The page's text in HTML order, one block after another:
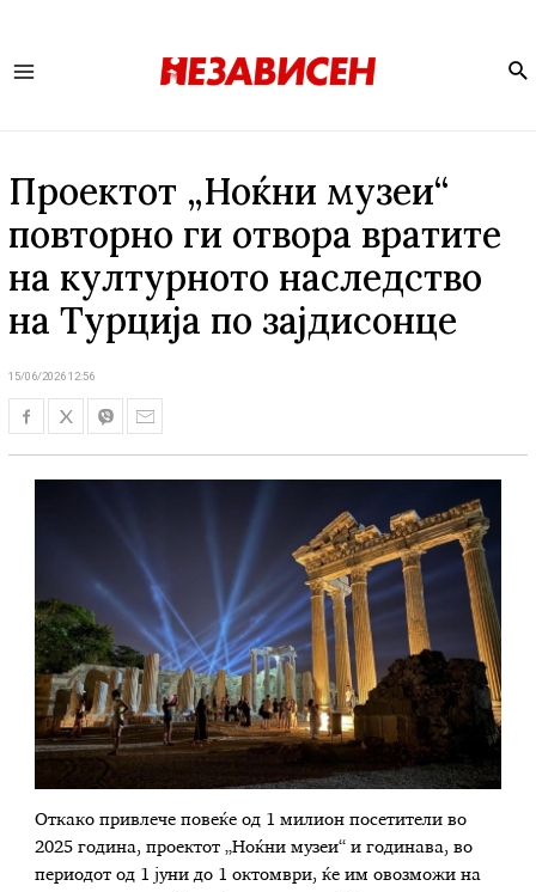
Проектот „Ноќни музеи“
повторно ги отвора вратите
на културното наследство
на Турција по зајдисонце
15/06/2026 12:56
Откако привлече повеќе од 1 милион посетители во
2025 година, проектот „Ноќни музеи“ и годинава, во
периодот од 1 јуни до 1 октомври, ќе им овозможи на